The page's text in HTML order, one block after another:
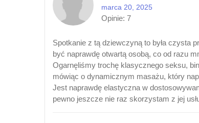
marca 20, 2025
Opinie: 7
Spotkanie z tą dziewczyną to była czysta
być naprawdę otwartą osobą, co od razu
Ogarnęliśmy trochę klasycznego seksu,
mówiąc o dynamicznym masażu, który
Jest naprawdę elastyczna w
pewno jeszcze nie raz skorzystam z jej